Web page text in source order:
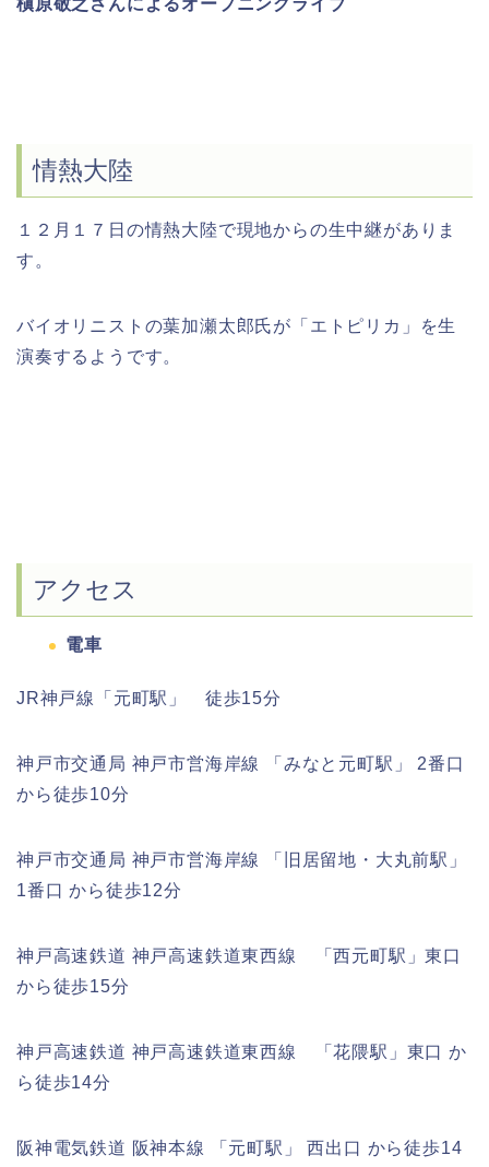
情熱大陸
１２月１７日の情熱大陸で現地からの生中継がありま
す。
バイオリニストの葉加瀬太郎氏が「エトピリカ」を生
演奏するようです。
アクセス
電車
JR神戸線「元町駅」 徒歩15分
神戸市交通局 神戸市営海岸線 「みなと元町駅」 2番口
から徒歩10分
神戸市交通局 神戸市営海岸線 「旧居留地・大丸前駅」
1番口 から徒歩12分
神戸高速鉄道 神戸高速鉄道東西線 「西元町駅」東口
から徒歩15分
神戸高速鉄道 神戸高速鉄道東西線 「花隈駅」東口 か
ら徒歩14分
阪神電気鉄道 阪神本線 「元町駅」 西出口 から徒歩14